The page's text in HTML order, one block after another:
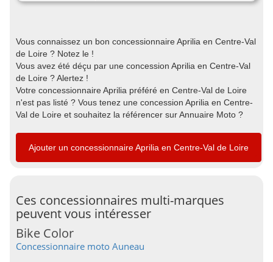
Vous connaissez un bon concessionnaire Aprilia en Centre-Val
de Loire ? Notez le !
Vous avez été déçu par une concession Aprilia en Centre-Val
de Loire ? Alertez !
Votre concessionnaire Aprilia préféré en Centre-Val de Loire
n'est pas listé ? Vous tenez une concession Aprilia en Centre-
Val de Loire et souhaitez la référencer sur Annuaire Moto ?
Ajouter un concessionnaire Aprilia en Centre-Val de Loire
Ces concessionnaires multi-marques
peuvent vous intéresser
Bike Color
Concessionnaire moto Auneau